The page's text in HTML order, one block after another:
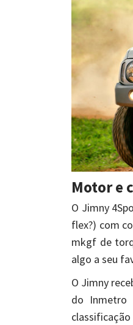
Motor e
O Jimny
flex?) com
mkgf de
algo a seu
O Jimny
do Inmetro